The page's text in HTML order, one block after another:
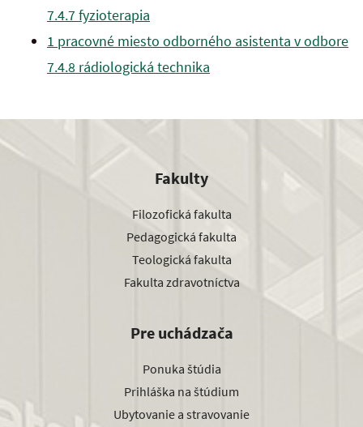
7.4.7 fyzioterapia
1 pracovné miesto odborného asistenta v odbore
7.4.8 rádiologická technika
Fakulty
Filozofická fakulta
Pedagogická fakulta
Teologická fakulta
Fakulta zdravotníctva
Pre uchádzača
Ponuka štúdia
Prihláška na štúdium
Ubytovanie a stravovanie